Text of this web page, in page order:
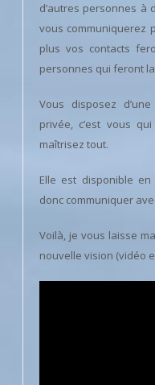
d’autres personnes à
vous communiquerez
plus vos contacts
personnes qui feront
Vous disposez
privée, c’est vous
maîtrisez tout.
Elle est disponible
donc communiquer
Voilà, je vous laisse
nouvelle vision (vidéo